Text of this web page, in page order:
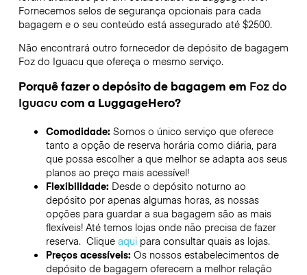
Fornecemos selos de segurança opcionais para cada
bagagem e o seu conteúdo está assegurado até $2500.
Não encontrará outro fornecedor de depósito de bagagem
Foz do Iguacu que ofereça o mesmo serviço.
Porquê fazer o depósito de bagagem em Foz do
Iguacu com a LuggageHero?
Comodidade: Somos o único serviço que oferece
tanto a opção de reserva horária como diária, para
que possa escolher a que melhor se adapta aos seus
planos ao preço mais acessível!
Flexibilidade: Desde o depósito noturno ao
depósito por apenas algumas horas, as nossas
opções para guardar a sua bagagem são as mais
flexíveis! Até temos lojas onde não precisa de fazer
reserva. Clique aquipara consultar quais as lojas.
Preços acessíveis: Os nossos estabelecimentos de
depósito de bagagem oferecem a melhor relação